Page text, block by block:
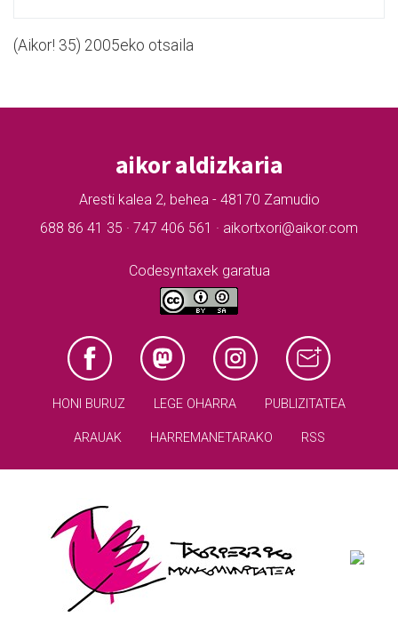
(Aikor! 35) 2005eko otsaila
aikor aldizkaria
Aresti kalea 2, behea - 48170 Zamudio
688 86 41 35 · 747 406 561 · aikortxori@aikor.com
Codesyntaxek garatua
HONI BURUZ LEGE OHARRA PUBLIZITATEA
ARAUAK HARREMANETARAKO RSS